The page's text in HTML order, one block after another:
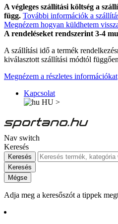
A végleges szállítási költség a
függ. További információk a
Megnézem hogyan küldhetem
A rendeléseket rendszerint 3-4
A szállítási idő a termék
kiválasztott szállítási módtól
Megnézem a részletes információkat
Kapcsolat
HU >
Nav switch
Keresés
Keresés
Keresés
Mégse
Adja meg a keresőszót a tippek